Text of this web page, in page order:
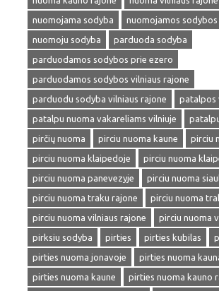
nuomojama sodyba
nuomojamos sodybos
nuomoju sodyba
parduoda sodyba
parduodamos sodybos prie ezero
parduodamos sodybos vilniaus rajone
parduodu sodyba vilniaus rajone
patalpos
patalpu nuoma vakareliams vilniuje
pirčių nuoma
pirciu nuoma kaune
pirciu
pirciu nuoma klaipedoje
pirciu nuoma
pirciu nuoma panevezyje
pirciu nuoma
pirciu nuoma traku rajone
pirciu nuoma
pirciu nuoma vilniaus rajone
pirciu nuoma
pirksiu sodyba
pirties pirties kubilas
pirties nuoma jonavoje
pirties nuoma
pirties nuoma kaune
pirties nuoma kauno